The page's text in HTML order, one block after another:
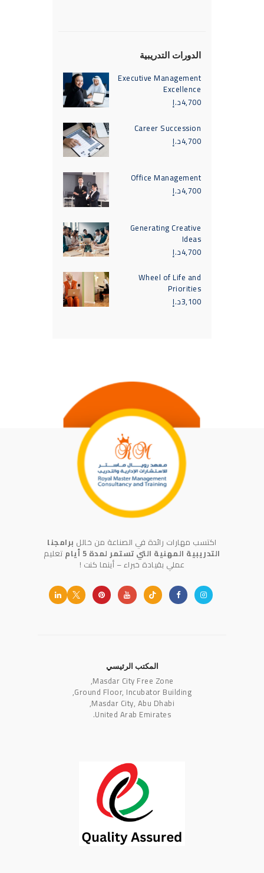
الدورات التدريبية
Executive Management
Excellence
4,700د.إ
Career Succession
4,700د.إ
Office Management
4,700د.إ
Generating Creative
Ideas
4,700د.إ
Wheel of Life and
Priorities
3,100د.إ
اكتسب مهارات رائدة في الصناعة من خالل برامجنا
التدريبية المهنية التي تستمر لمدة 5 أيام تعليم
عملي بقيادة خبراء – أينما كنت !
المكتب الرئيسي
Masdar City Free Zone,
Ground Floor, Incubator Building,
Masdar City, Abu Dhabi,
United Arab Emirates.